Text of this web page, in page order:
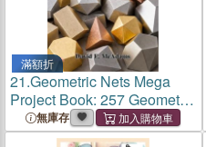
滿額折
21.Geometric Nets Mega
Project Book: 257 Geometric
Nets to Copy, Cut Out, Fold,
and Assemble
無庫存